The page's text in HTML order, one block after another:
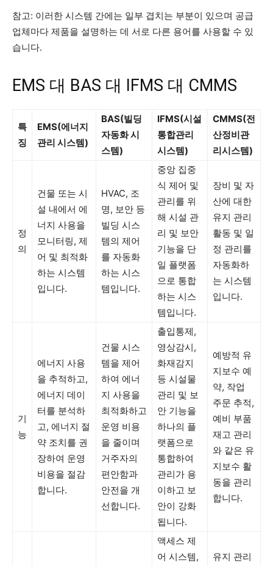
참고: 이러한 시스템 간에는 일부 겹치는 부분이 있으며 공급
업체마다 제품을 설명하는 데 서로 다른 용어를 사용할 수 있
습니다.
EMS 대 BAS 대 IFMS 대 CMMS
특
징
EMS(에너지
관리 시스템)
BAS(빌딩
자동화 시
스템)
IFMS(시설
통합관리
시스템)
CMMS(전
산정비관
리시스템)
정
의
건물 또는 시
설 내에서 에
너지 사용을
모니터링, 제
어 및 최적화
하는 시스템
입니다.
HVAC, 조
명, 보안 등
빌딩 시스
템의 제어
를 자동화
하는 시스
템입니다.
중앙 집중
식 제어 및
관리를 위
해 시설 관
리 및 보안
기능을 단
일 플랫폼
으로 통합
하는 시스
템입니다.
장비 및 자
산에 대한
유지 관리
활동 및 일
정 관리를
자동화하
는 시스템
입니다.
기
능
에너지 사용
을 추적하고,
에너지 데이
터를 분석하
고, 에너지 절
약 조치를 권
장하여 운영
비용을 절감
합니다.
건물 시스
템을 제어
하여 에너
지 사용을
최적화하고
운영 비용
을 줄이며
거주자의
편안함과
안전을 개
선합니다.
출입통제,
영상감시,
화재감지
등 시설물
관리 및 보
안 기능을
하나의 플
랫폼으로
통합하여
관리가 용
이하고 보
안이 강화
됩니다.
예방적 유
지보수 예
약, 작업
주문 추적,
예비 부품
재고 관리
와 같은 유
지보수 활
동을 관리
합니다.
액세스 제
어 시스템,
유지 관리